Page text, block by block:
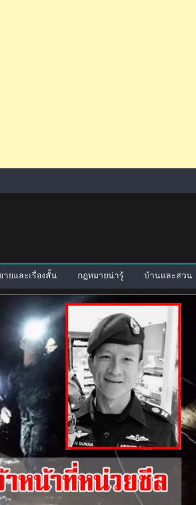
ายและเรื่องสั้น กฎหมายน่ารู้ บ้านและสวน